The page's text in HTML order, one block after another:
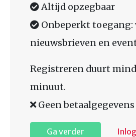
Altijd opzegbaar
Onbeperkt toegang:
nieuwsbrieven en
Registreren duurt
minuut.
Geen
Ga verder